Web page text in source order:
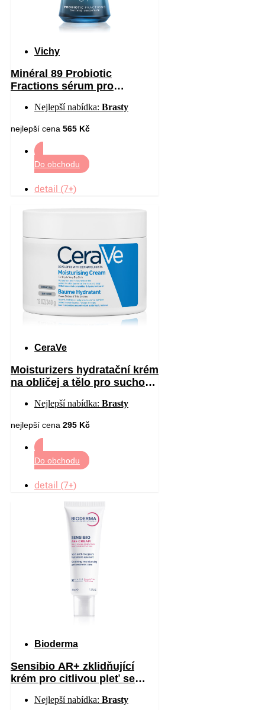
Vichy
Minéral 89 Probiotic
Fractions sérum pro
Nejlepší nabídka: Brasty
nejlepší cena 565 Kč
Do obchodu
detail (7+)
CeraVe
Moisturizers hydratační krém
na obličej a tělo pro suchou
340 gNejlepší nabídka: Brasty
nejlepší cena 295 Kč
Do obchodu
detail (7+)
Bioderma
Sensibio AR+ zklidňující
krém pro citlivou pleť se
Nejlepší nabídka: Brasty